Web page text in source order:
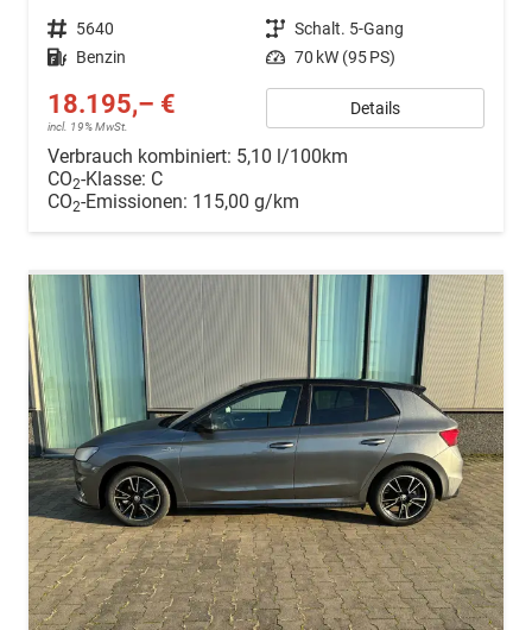
Fahrzeugnr. 5640 Getriebe Schalt. 5-Gang
Kraftstoff Benzin Leistung 70 kW (95 PS)
18.195,– €
incl. 19% MwSt.
Details
Verbrauch kombiniert: 5,10 l/100km
CO2-Klasse: C
CO2-Emissionen: 115,00 g/km